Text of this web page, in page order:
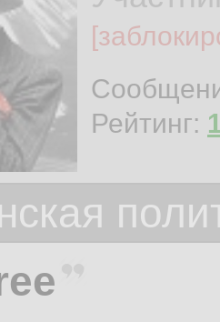
Рейтинг: